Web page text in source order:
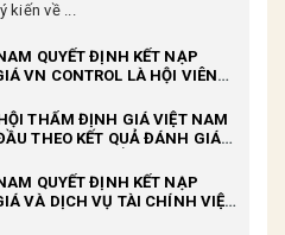
kiến về ...
QUYẾT ĐỊNH KẾT NẠP
VN CONTROL LÀ HỘI VIÊN
THẨM ĐỊNH GIÁ VIỆT NAM
THEO KẾT QUẢ ĐÁNH GIÁ
CHÍNH
QUYẾT ĐỊNH KẾT NẠP
VÀ DỊCH VỤ TÀI CHÍNH VIỆT